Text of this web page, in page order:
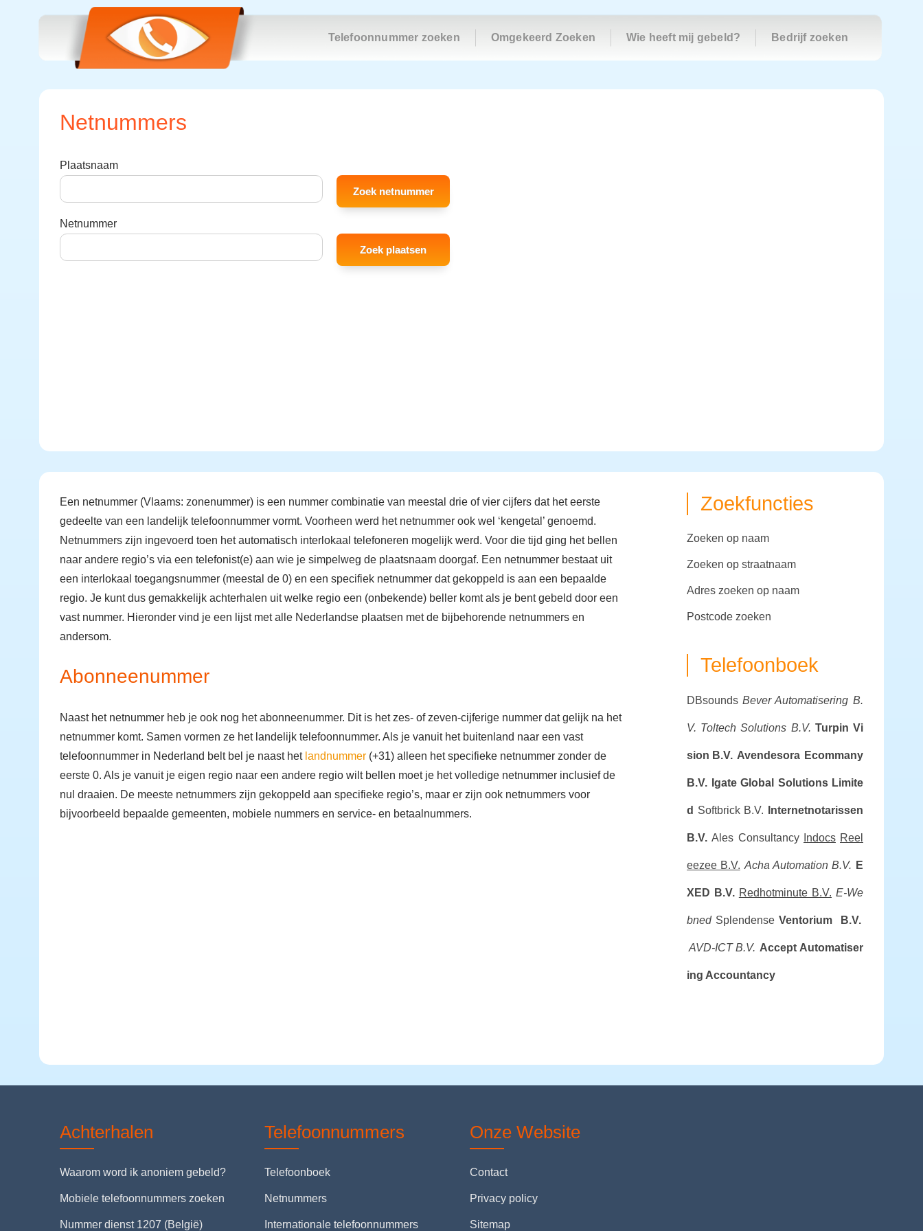
Telefoonnummer zoeken Omgekeerd Zoeken Wie heeft mij gebeld? Bedrijf zoeken
Netnummers
Plaatsnaam
Netnummer
Een netnummer (Vlaams: zonenummer) is een nummer combinatie van meestal drie of vier cijfers dat het eerste
gedeelte van een landelijk telefoonnummer vormt. Voorheen werd het netnummer ook wel ‘kengetal’ genoemd.
Netnummers zijn ingevoerd toen het automatisch interlokaal telefoneren mogelijk werd. Voor die tijd ging het bellen
naar andere regio’s via een telefonist(e) aan wie je simpelweg de plaatsnaam doorgaf. Een netnummer bestaat uit
een interlokaal toegangsnummer (meestal de 0) en een specifiek netnummer dat gekoppeld is aan een bepaalde
regio. Je kunt dus gemakkelijk achterhalen uit welke regio een (onbekende) beller komt als je bent gebeld door een
vast nummer. Hieronder vind je een lijst met alle Nederlandse plaatsen met de bijbehorende netnummers en
andersom.
Abonneenummer
Naast het netnummer heb je ook nog het abonneenummer. Dit is het zes- of zeven-cijferige nummer dat gelijk na het
netnummer komt. Samen vormen ze het landelijk telefoonnummer. Als je vanuit het buitenland naar een vast
telefoonnummer in Nederland belt bel je naast het landnummer (+31) alleen het specifieke netnummer zonder de
eerste 0. Als je vanuit je eigen regio naar een andere regio wilt bellen moet je het volledige netnummer inclusief de
nul draaien. De meeste netnummers zijn gekoppeld aan specifieke regio’s, maar er zijn ook netnummers voor
bijvoorbeeld bepaalde gemeenten, mobiele nummers en service- en betaalnummers.
Zoekfuncties
zoeken op naam
zoeken op straatnaam
adres zoeken op naam
postcode zoeken
Telefoonboek
DBsounds Bever Automatisering B.
V. Toltech Solutions B.V. Turpin Vi
sion B.V. Avendesora Ecommany
B.V. Igate Global Solutions Limite
d Softbrick B.V. Internetnotarissen
B.V. Ales Consultancy Indocs Reel
eezee B.V. Acha Automation B.V. E
XED B.V. Redhotminute B.V. E-We
bned Splendense Ventorium B.V.
AVD-ICT B.V. Accept Automatiser
ing Accountancy
Achterhalen
Waarom word ik anoniem gebeld?
Mobiele telefoonnummers zoeken
Nummer dienst 1207 (België)
Telefoonnummers
Telefoonboek
Netnummers
Internationale telefoonnummers
Onze Website
Contact
Privacy policy
Sitemap